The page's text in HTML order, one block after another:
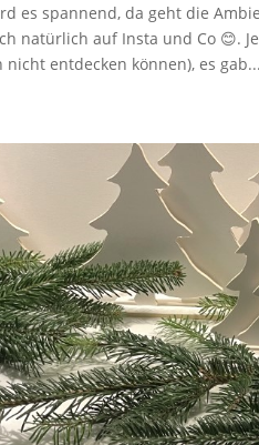
es spannend, da geht die
natürlich auf Insta und Co 😊.
nicht entdecken können), es gab...